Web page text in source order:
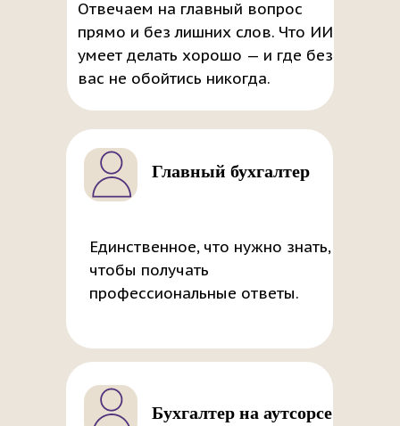
Главный бухгалтер
Бухгалтер на аутсорсе
Отвечаем на главный вопрос
прямо и без лишних слов. Что ИИ
умеет делать хорошо — и где без
вас не обойтись никогда.
Единственное, что нужно знать,
чтобы получать
профессиональные ответы.